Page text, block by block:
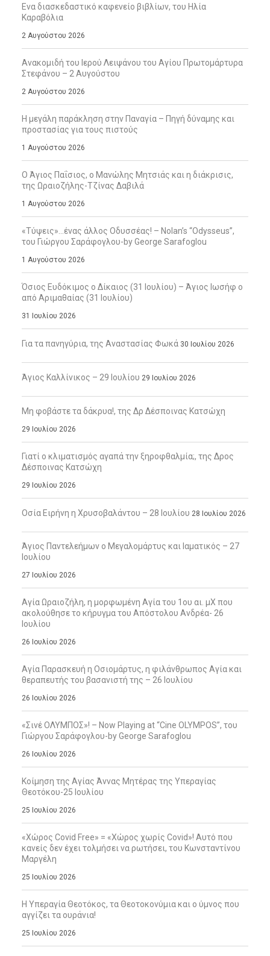
Ενα διασκεδαστικό καφενείο βιβλίων, του Ηλία
Καραβόλια
2 Αυγούστου 2026
Ανακομιδή του Ιερού Λειψάνου του Αγίου Πρωτομάρτυρα
Στεφάνου – 2 Αυγούστου
2 Αυγούστου 2026
Η μεγάλη παράκληση στην Παναγία – Πηγή δύναμης και
προστασίας για τους πιστούς
1 Αυγούστου 2026
Ο Άγιος Παΐσιος, ο Μανώλης Μητσιάς και η διάκρισις,
της Ωραιοζήλης-Τζίνας Δαβιλά
1 Αυγούστου 2026
«Τύψεις»…ένας άλλος Οδυσσέας! – Nolan’s “Odysseus”,
του Γιώργου Σαράφογλου-by George Sarafoglou
1 Αυγούστου 2026
Όσιος Ευδόκιμος ο Δίκαιος (31 Ιουλίου) – Άγιος Ιωσήφ ο
από Αριμαθαίας (31 Ιουλίου)
31 Ιουλίου 2026
Για τα πανηγύρια, της Αναστασίας Φωκά 30 Ιουλίου 2026
Άγιος Καλλίνικος – 29 Ιουλίου 29 Ιουλίου 2026
Μη φοβάστε τα δάκρυα!, της Δρ Δέσποινας Κατσώχη
29 Ιουλίου 2026
Γιατί ο κλιματισμός αγαπά την ξηροφθαλμία;, της Δρος
Δέσποινας Κατσώχη
29 Ιουλίου 2026
Οσία Ειρήνη η Χρυσοβαλάντου – 28 Ιουλίου 28 Ιουλίου 2026
Άγιος Παντελεήμων ο Μεγαλομάρτυς και Ιαματικός – 27
Ιουλίου
27 Ιουλίου 2026
Αγία Ωραιοζήλη, η μορφωμένη Αγία του 1ου αι. μΧ που
ακολούθησε το κήρυγμα του Απόστολου Ανδρέα- 26
Ιουλίου
26 Ιουλίου 2026
Αγία Παρασκευή η Οσιομάρτυς, η φιλάνθρωπος Αγία και
θεραπευτής του βασανιστή της – 26 Ιουλίου
26 Ιουλίου 2026
«Σινέ ΟΛΥΜΠΟΣ»! – Now Playing at “Cine OLYMPOS”, του
Γιώργου Σαράφογλου-by George Sarafoglou
26 Ιουλίου 2026
Κοίμηση της Αγίας Άννας Μητέρας της Υπεραγίας
Θεοτόκου-25 Ιουλίου
25 Ιουλίου 2026
«Χώρος Covid Free» = «Χώρος χωρίς Covid»! Αυτό που
κανείς δεν έχει τολμήσει να ρωτήσει, του Κωνσταντίνου
Μαργέλη
25 Ιουλίου 2026
Η Υπεραγία Θεοτόκος, τα Θεοτοκονύμια και ο ύμνος που
αγγίζει τα ουράνια!
25 Ιουλίου 2026